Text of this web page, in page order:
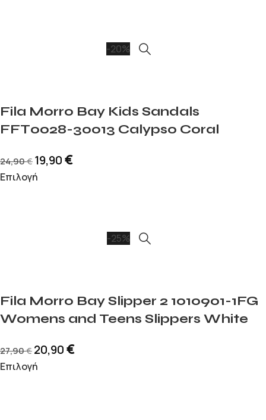
-20%
Fila Morro Bay Kids Sandals
FFT0028-30013 Calypso Coral
24,90€ 19,90€
Επιλογή
-25%
Fila Morro Bay Slipper 2 1010901-1FG
Womens and Teens Slippers White
27,90€ 20,90€
Επιλογή